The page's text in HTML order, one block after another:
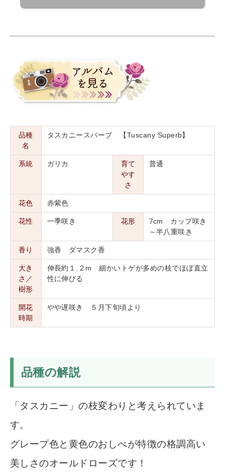
品種
名
タスカニースパーブ 【Tuscany Superb】
系統 ガリカ
育て
やす
さ
普通
花色 赤紫色
花性 一季咲き 花形
7cm カップ咲き
～半八重咲き
香り 強香 ダマスク香
大き
さ／
樹形
伸長約１.２m 細かいトゲが多めの枝でほぼ直立
性に伸びる
開花
時期
やや遅咲き ５月下旬頃より
品種の解説
「タスカニー」の枝変わりと考えられていま
す。
グレープ色と黄色のおしべが特徴の格調高い
美しさのオールドローズです！